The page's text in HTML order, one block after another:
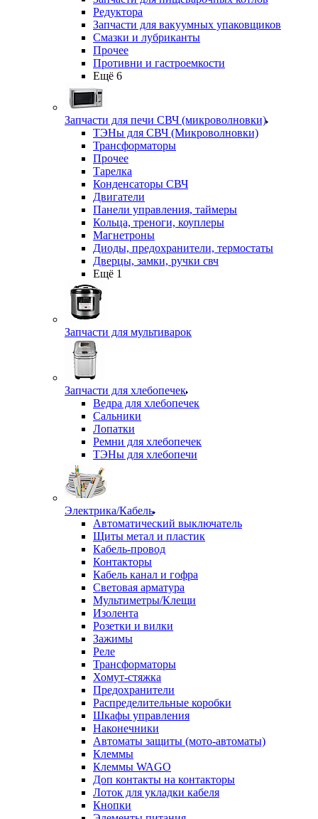
Редуктора
Запчасти для вакуумных упаковщиков
Смазки и лубриканты
Прочее
Противни и гастроемкости
Ещё 6
Запчасти для печи СВЧ (микроволновки)
ТЭНы для СВЧ (Микроволновки)
Трансформаторы
Прочее
Тарелка
Конденсаторы СВЧ
Двигатели
Панели управления, таймеры
Кольца, треноги, коуплеры
Магнетроны
Диоды, предохранители, термостаты
Дверцы, замки, ручки свч
Ещё 1
Запчасти для мультиварок
Запчасти для хлебопечек
Ведра для хлебопечек
Сальники
Лопатки
Ремни для хлебопечек
ТЭНы для хлебопечи
Электрика/Кабель
Автоматический выключатель
Щиты метал и пластик
Кабель-провод
Контакторы
Кабель канал и гофра
Световая арматура
Мультиметры/Клещи
Изолента
Розетки и вилки
Зажимы
Реле
Трансформаторы
Хомут-стяжка
Предохранители
Распределительные коробки
Шкафы управления
Наконечники
Автоматы защиты (мото-автоматы)
Клеммы
Клеммы WAGO
Доп контакты на контакторы
Лоток для укладки кабеля
Кнопки